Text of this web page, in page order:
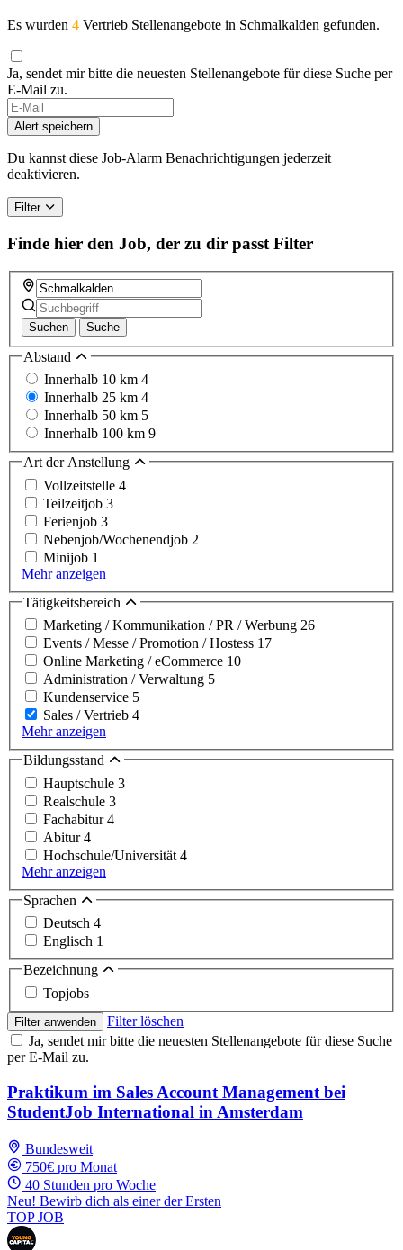
Es wurden 4 Vertrieb Stellenangebote in Schmalkalden gefunden.
Ja, sendet mir bitte die neuesten Stellenangebote für diese Suche per
E-Mail zu.
Alert speichern
Du kannst diese Job-Alarm Benachrichtigungen jederzeit
deaktivieren.
Filter
Finde hier den Job, der zu dir passt Filter
Suchen Suche
Abstand
Innerhalb 10 km 4
Innerhalb 25 km 4
Innerhalb 50 km 5
Innerhalb 100 km 9
Art der Anstellung
Vollzeitstelle 4
Teilzeitjob 3
Ferienjob 3
Nebenjob/Wochenendjob 2
Minijob 1
Mehr anzeigen
Tätigkeitsbereich
Marketing / Kommunikation / PR / Werbung 26
Events / Messe / Promotion / Hostess 17
Online Marketing / eCommerce 10
Administration / Verwaltung 5
Kundenservice 5
Sales / Vertrieb 4
Mehr anzeigen
Bildungsstand
Hauptschule 3
Realschule 3
Fachabitur4
Abitur4
Hochschule/Universität 4
Mehr anzeigen
Sprachen
Deutsch 4
Englisch 1
Bezeichnung
Topjobs
Filter anwenden
Filter löschen
Ja, sendet mir bitte die neuesten Stellenangebote für diese Suche
per E-Mail zu.
Praktikum im Sales Account Management bei
StudentJob International in Amsterdam
Bundesweit
750€ pro Monat
40 Stunden pro Woche
Neu! Bewirb dich als einer der Ersten
TOP JOB